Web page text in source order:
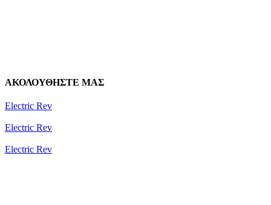
ΑΚΟΛΟΥΘΗΣΤΕ ΜΑΣ
Electric Rev
Electric Rev
Electric Rev